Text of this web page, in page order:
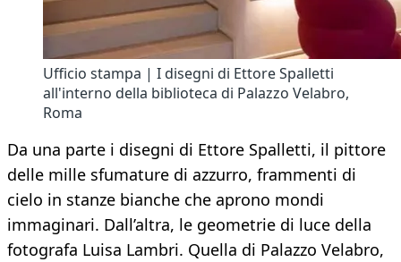
Ufficio stampa | I disegni di Ettore Spalletti
all'interno della biblioteca di Palazzo Velabro,
Roma
Da una parte i disegni di Ettore Spalletti, il pittore
delle mille sfumature di azzurro, frammenti di
cielo in stanze bianche che aprono mondi
immaginari. Dall’altra, le geometrie di luce della
fotografa Luisa Lambri. Quella di Palazzo Velabro,